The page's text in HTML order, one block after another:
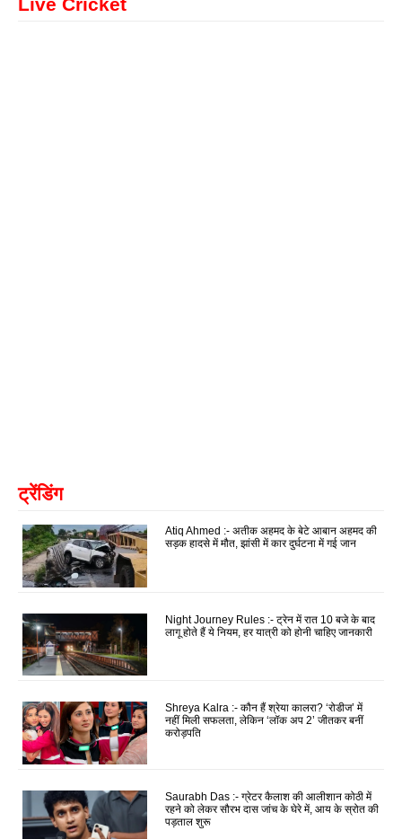
ट्रेंडिंग
Atiq Ahmed :- अतीक अहमद के बेटे आबान अहमद की
सड़क हादसे में मौत, झांसी में कार दुर्घटना में गई जान
Night Journey Rules :- ट्रेन में रात 10 बजे के बाद
लागू होते हैं ये नियम, हर यात्री को होनी चाहिए जानकारी
Shreya Kalra :- कौन हैं श्रेया कालरा? ‘रोडीज’ में
नहीं मिली सफलता, लेकिन ‘लॉक अप 2’ जीतकर बनीं
करोड़पति
Saurabh Das :- ग्रेटर कैलाश की आलीशान कोठी में
रहने को लेकर सौरभ दास जांच के घेरे में, आय के स्रोत की
पड़ताल शुरू